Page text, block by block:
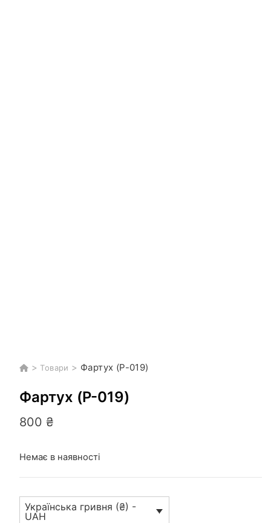
> Товари > Фартух (P-019)
Фартух (P-019)
800 ₴
Немає в наявності
Українська гривня (₴) -
UAH